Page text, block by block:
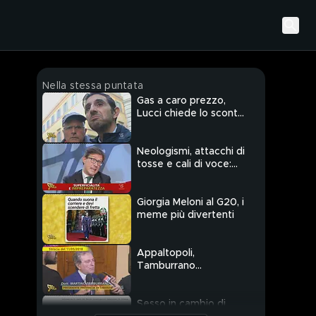
Nella stessa puntata
Gas a caro prezzo,
Lucci chiede lo sconto
Neologismi, attacchi di
tosse e cali di voce:
Giorgia Meloni al G20, i
meme più divertenti
Appaltopoli,
Tamburrano
Sesso in cambio di